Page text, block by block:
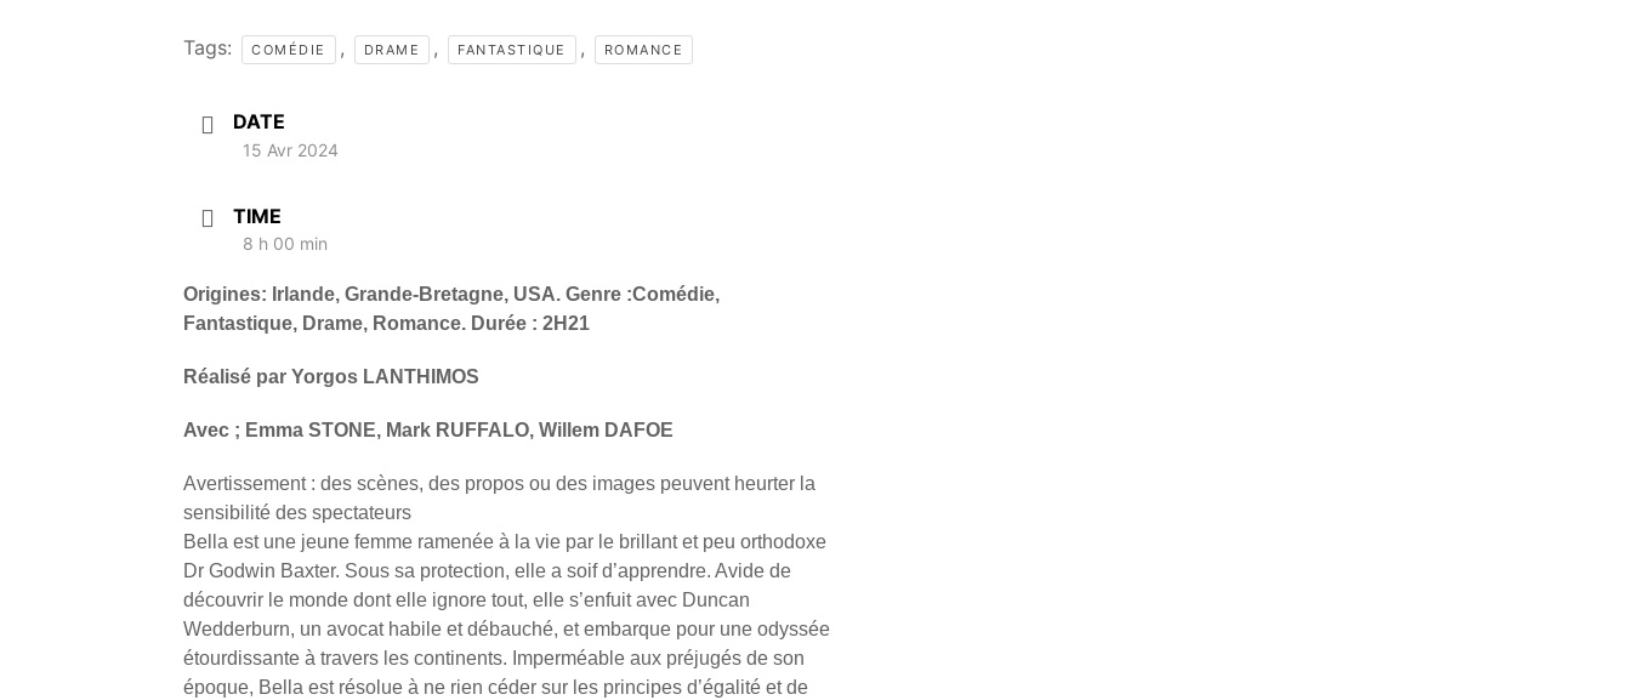
Tags: COMÉDIE , DRAME , FANTASTIQUE , ROMANCE
DATE
15 Avr 2024
TIME
8 h 00 min
Origines: Irlande, Grande-Bretagne, USA. Genre :Comédie,
Fantastique, Drame, Romance. Durée : 2H21
Réalisé par Yorgos LANTHIMOS
Avec ; Emma STONE, Mark RUFFALO, Willem DAFOE
Avertissement : des scènes, des propos ou des images peuvent heurter la
sensibilité des spectateurs
Bella est une jeune femme ramenée à la vie par le brillant et peu orthodoxe
Dr Godwin Baxter. Sous sa protection, elle a soif d’apprendre. Avide de
découvrir le monde dont elle ignore tout, elle s’enfuit avec Duncan
Wedderburn, un avocat habile et débauché, et embarque pour une odyssée
étourdissante à travers les continents. Imperméable aux préjugés de son
époque, Bella est résolue à ne rien céder sur les principes d’égalité et de